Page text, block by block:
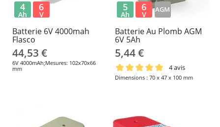
Batterie 6V 4000mah
Flasco
44,53 €
6V 4000mAh;Mesures: 102x70x66
mm
4
Ah
6
V
Batterie Au Plomb AGM
6V 5Ah
5,44 €
4 avis
Dimensions : 70 x 47 x 100 mm
5
Ah
6
V
AGM